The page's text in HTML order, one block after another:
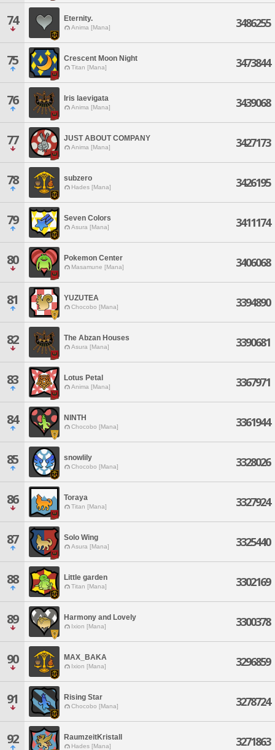
74 Eternity.
Anima [Mana] 3486255
75 Crescent Moon Night
Titan [Mana] 3473844
76 Iris laevigata
Anima [Mana] 3439068
77 JUST ABOUT COMPANY
Anima [Mana] 3427173
78 subzero
Hades [Mana] 3426195
79 Seven Colors
Asura [Mana] 3411174
80 Pokemon Center
Masamune [Mana] 3406068
81 YUZUTEA
Chocobo [Mana] 3394890
82 The Abzan Houses
Asura [Mana] 3390681
83 Lotus Petal
Anima [Mana] 3367971
84 NINTH
Chocobo [Mana] 3361944
85 snowlily
Chocobo [Mana] 3328026
86 Toraya
Titan [Mana] 3327924
87 Solo Wing
Asura [Mana] 3325440
88 Little garden
Titan [Mana] 3302169
89 Harmony and Lovely
Ixion [Mana] 3300378
90 MAX_BAKA
Ixion [Mana] 3296859
91 Rising Star
Chocobo [Mana] 3278724
92 RaumzeitKristall
Hades [Mana] 3271863